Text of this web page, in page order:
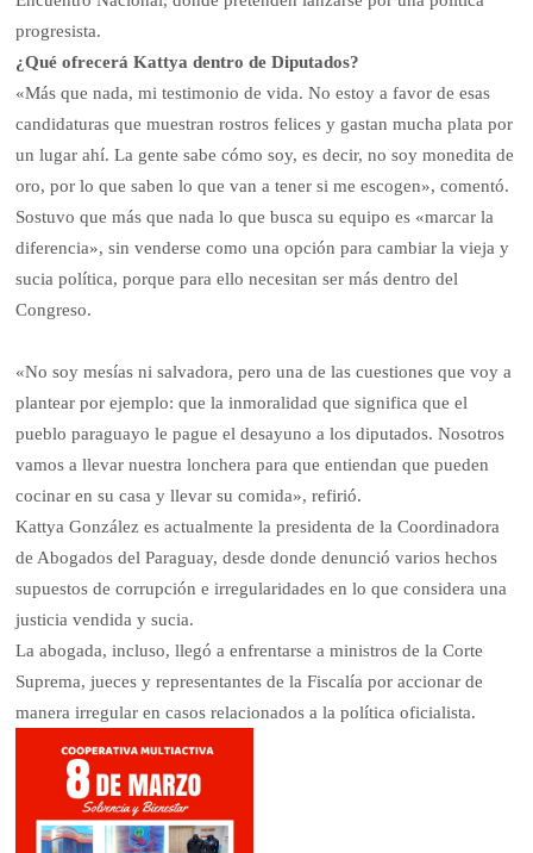
progresista.
¿Qué ofrecerá Kattya dentro de Diputados?
«Más que nada, mi testimonio de vida. No estoy a favor de esas
candidaturas que muestran rostros felices y gastan mucha plata por
un lugar ahí. La gente sabe cómo soy, es decir, no soy monedita de
oro, por lo que saben lo que van a tener si me escogen», comentó.
Sostuvo que más que nada lo que busca su equipo es «marcar la
diferencia», sin venderse como una opción para cambiar la vieja y
sucia política, porque para ello necesitan ser más dentro del
Congreso.
«No soy mesías ni salvadora, pero una de las cuestiones que voy a
plantear por ejemplo: que la inmoralidad que significa que el
pueblo paraguayo le pague el desayuno a los diputados. Nosotros
vamos a llevar nuestra lonchera para que entiendan que pueden
cocinar en su casa y llevar su comida», refirió.
Kattya González es actualmente la presidenta de la Coordinadora
de Abogados del Paraguay, desde donde denunció varios hechos
supuestos de corrupción e irregularidades en lo que considera una
justicia vendida y sucia.
La abogada, incluso, llegó a enfrentarse a ministros de la Corte
Suprema, jueces y representantes de la Fiscalía por accionar de
manera irregular en casos relacionados a la política oficialista.